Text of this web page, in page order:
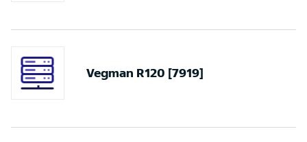
Vegman R120 [7919]